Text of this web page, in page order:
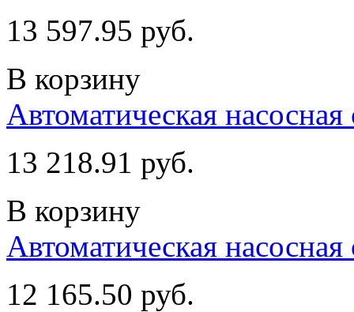
13 597.95 руб.
В корзину
Автоматическая
13 218.91 руб.
В корзину
Автоматическая
12 165.50 руб.